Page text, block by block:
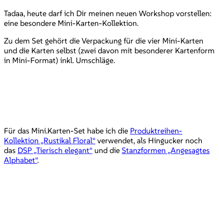
Tadaa, heute darf ich Dir meinen neuen Workshop vorstellen:
eine besondere Mini-Karten-Kollektion.
Zu dem Set gehört die Verpackung für die vier Mini-Karten
und die Karten selbst (zwei davon mit besonderer Kartenform
in Mini-Format) inkl. Umschläge.
Für das Mini.Karten-Set habe ich die Produktreihen-
Kollektion „Rustikal Floral“ verwendet, als Hingucker noch
das DSP „Tierisch elegant“ und die Stanzformen „Angesagtes
Alphabet“.